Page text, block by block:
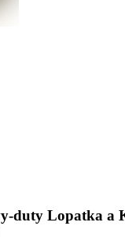
duty Lopatka a